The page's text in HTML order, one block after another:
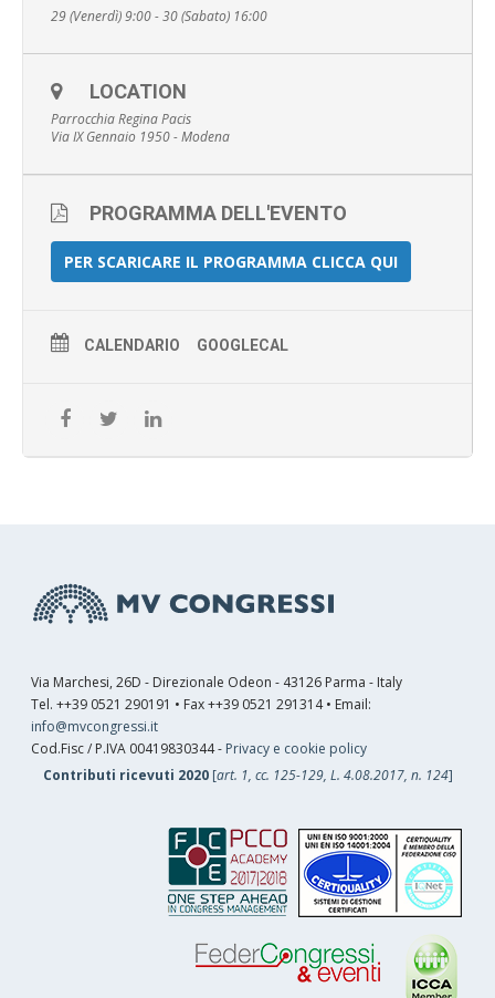
29 (Venerdì) 9:00 - 30 (Sabato) 16:00
LOCATION
Parrocchia Regina Pacis
Via IX Gennaio 1950 - Modena
PROGRAMMA DELL'EVENTO
PER SCARICARE IL PROGRAMMA CLICCA QUI
CALENDARIO GOOGLECAL
Via Marchesi, 26D - Direzionale Odeon - 43126 Parma - Italy
Tel. ++39 0521 290191 • Fax ++39 0521 291314 • Email:
info@mvcongressi.it
Cod.Fisc / P.IVA 00419830344 - Privacy e cookie policy
Contributi ricevuti 2020[art. 1, cc. 125-129, L. 4.08.2017, n. 124]